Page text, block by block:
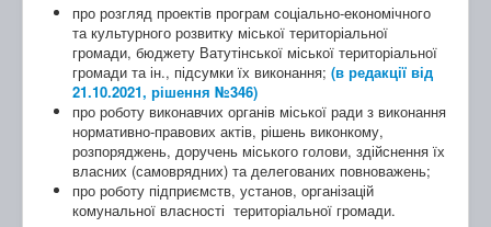
про розгляд проектів програм соціально-економічного
та культурного розвитку міської територіальної
громади, бюджету Ватутінської міської територіальної
громади та ін., підсумки їх виконання; (в редакції від
21.10.2021, рішення №346)
про роботу виконавчих органів міської ради з виконання
нормативно-правових актів, рішень виконкому,
розпоряджень, доручень міського голови, здійснення їх
власних (самоврядних) та делегованих повноважень;
про роботу підприємств, установ, організацій
комунальної власності територіальної громади.